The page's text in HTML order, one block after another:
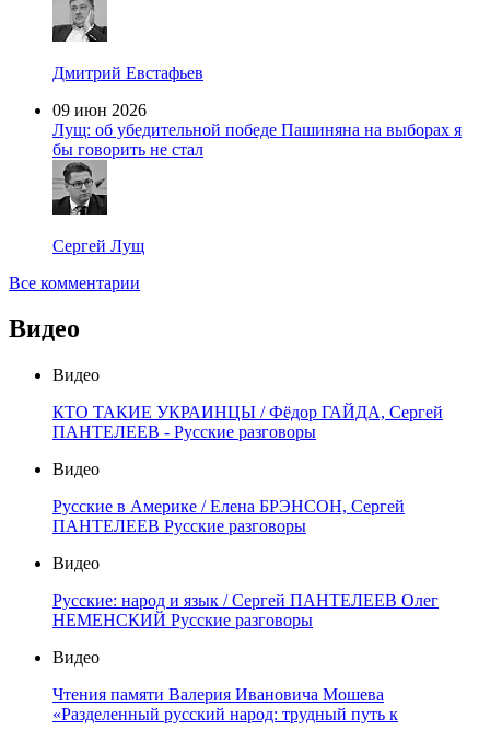
Дмитрий Евстафьев
09 июн 2026
Лущ: об убедительной победе Пашиняна на выборах я
бы говорить не стал
Сергей Лущ
Все комментарии
Видео
Видео
КТО ТАКИЕ УКРАИНЦЫ / Фёдор ГАЙДА, Сергей
ПАНТЕЛЕЕВ - Русские разговоры
Видео
Русские в Америке / Елена БРЭНСОН, Сергей
ПАНТЕЛЕЕВ Русские разговоры
Видео
Русские: народ и язык / Сергей ПАНТЕЛЕЕВ Олег
НЕМЕНСКИЙ Русские разговоры
Видео
Чтения памяти Валерия Ивановича Мошева
«Разделенный русский народ: трудный путь к